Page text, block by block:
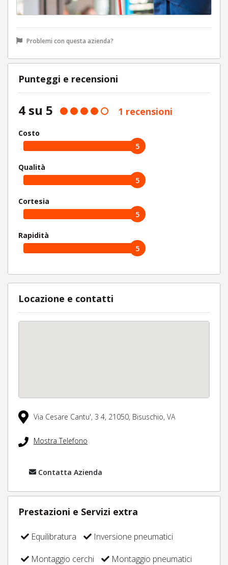
Problemi con questa azienda?
Punteggi e recensioni
4 su 5 1 recensioni
Costo
5
Qualità
5
Cortesia
5
Rapidità
5
Locazione e contatti
Via Cesare Cantu', 3 4, 21050, Bisuschio, VA
Mostra Telefono
Contatta Azienda
Prestazioni e Servizi extra
Equilibratura
Inversione pneumatici
Montaggio cerchi
Montaggio pneumatici